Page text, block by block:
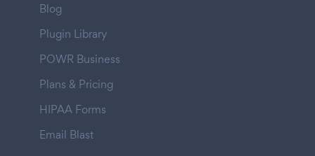
Blog
Plugin Library
POWR Business
Plans & Pricing
HIPAA Forms
Email Blast